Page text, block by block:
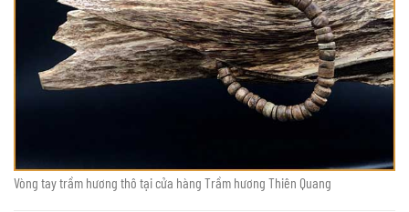
Vòng tay trầm hương thô tại cửa hàng Trầm hương Thiên Quang